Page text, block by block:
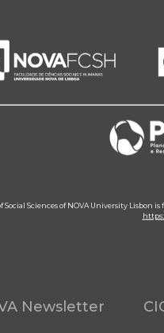
Social Sciences of NOVA University
Newsletter